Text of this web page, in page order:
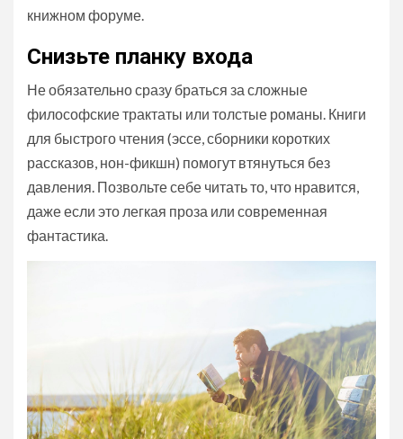
книжном форуме.
Снизьте планку входа
Не обязательно сразу браться за сложные
философские трактаты или толстые романы. Книги
для быстрого чтения (эссе, сборники коротких
рассказов, нон-фикшн) помогут втянуться без
давления. Позвольте себе читать то, что нравится,
даже если это легкая проза или современная
фантастика.